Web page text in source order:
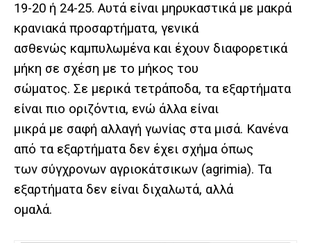
19-20 ή 24-25. Αυτά είναι μηρυκαστικά με μακρά
κρανιακά προσαρτήματα, γενικά
ασθενώς καμπυλωμένα και έχουν διαφορετικά
μήκη σε σχέση με το μήκος του
σώματος. Σε μερικά τετράποδα, τα εξαρτήματα
είναι πιο οριζόντια, ενώ άλλα είναι
μικρά με σαφή αλλαγή γωνίας στα μισά. Κανένα
από τα εξαρτήματα δεν έχει σχήμα όπως
των σύγχρονων αγριοκάτσικων (agrimia). Τα
εξαρτήματα δεν είναι διχαλωτά, αλλά
ομαλά.